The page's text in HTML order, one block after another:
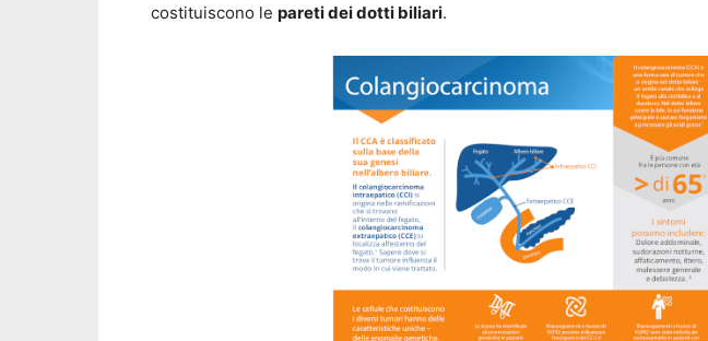
costituiscono le pareti dei dotti biliari.